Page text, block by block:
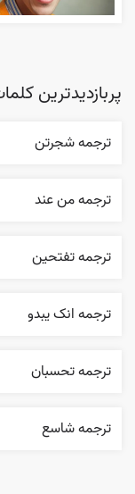
پربازدیدترین
ترجمه شجرتن
ترجمه من عند
ترجمه تفتحين
ترجمه انک يبدو
ترجمه تحسبان
ترجمه شاسع